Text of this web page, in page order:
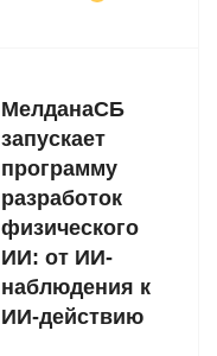
МелданаСБ
запускает
программу
разработок
физического
ИИ: от ИИ-
наблюдения к
ИИ-действию